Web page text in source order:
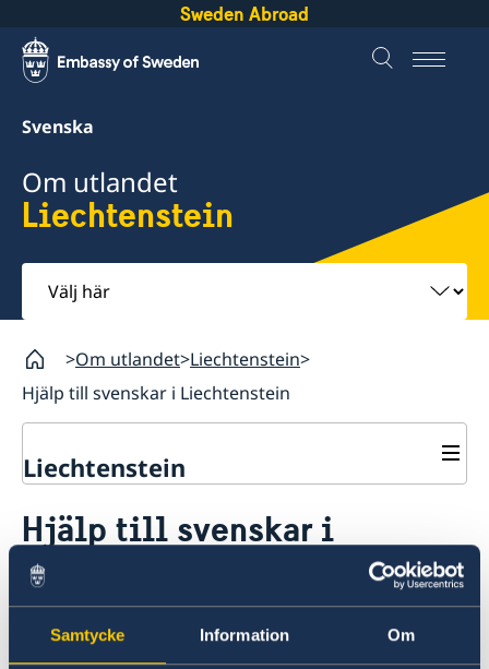
Samtycke Information Om
Sweden Abroad
Svenska
Om utlandet
Liechtenstein
Välj
här
Om utlandet Liechtenstein
Hjälp till svenskar i Liechtenstein
Liechtenstein
Hjälp till svenskar i Liechtenstein
Rösta i Liechtenstein
Reseinformation
Ambassadens reseinformation
Aktuella händelser
Allmänna säkerhetsläget
Hjälp till svenskar i
Liechtenstein
Den svenska ambassaden i Bern